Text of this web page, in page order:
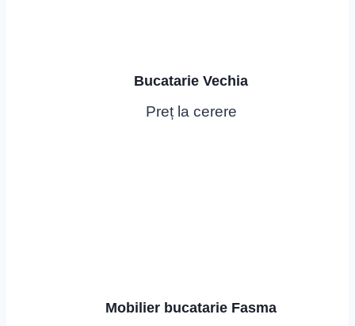
Bucatarie Vechia
Preț la cerere
Mobilier bucatarie Fasma